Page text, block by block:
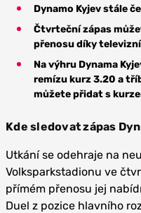
Dynamo Kyjev stále
Čtvrteční zápas
přenosu díky
Na výhru Dynama
remízu kurz 3.20 a
můžete přidat s
Kde sledovat zápas
Utkání se odehraje na
Volksparkstadionu ve
přímém přenosu jej
Duel z pozice hlavního